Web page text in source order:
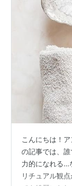
こんにちは！
の記事では、
力的になれる…
リチュアル観